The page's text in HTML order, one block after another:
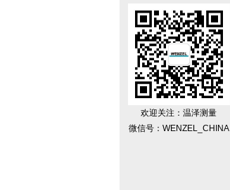
欢迎关注：温泽测量
微信号：WENZEL_CHINA